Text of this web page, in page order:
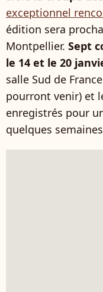
exceptionnel
édition sera
Montpellier. Sept
le 14 et le 20
salle Sud de
pourront venir) et
enregistrés pour
quelques